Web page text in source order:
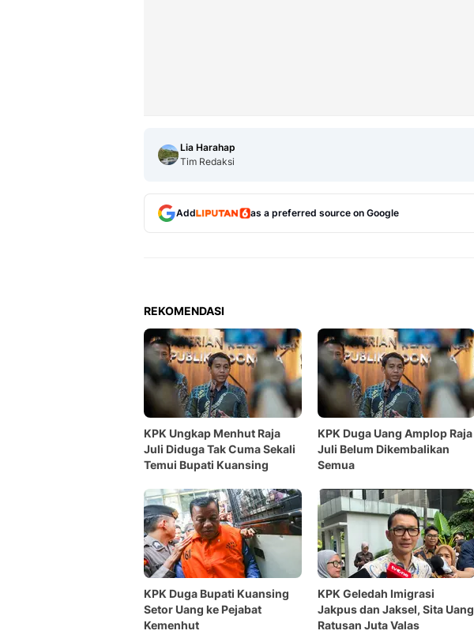
Lia Harahap
Tim Redaksi
Add as a preferred source on Google
REKOMENDASI
KPK Ungkap Menhut Raja
Juli Diduga Tak Cuma Sekali
Temui Bupati Kuansing
KPK Duga Uang Amplop Raja
Juli Belum Dikembalikan
Semua
KPK Duga Bupati Kuansing
Setor Uang ke Pejabat
Kemenhut
KPK Geledah Imigrasi
Jakpus dan Jaksel, Sita Uang
Ratusan Juta Valas